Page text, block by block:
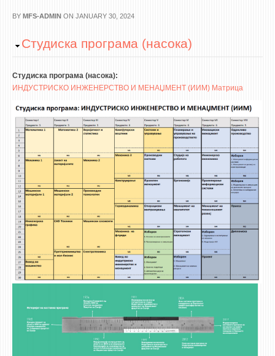
PHONE BOOK
ACADEMIC STAFF
ASSOCIATE PROFESSORS
ASSISTANT PROFESSORS
ASSISTANTS
RETIRED STAFF
IN MEMORIAM
STUDIES
POSTGRADUATE
PHD
INTERNATIONAL EXCHANGE
BULLETIN BOARD
ANNOUNCEMENTS
BY MFS-ADMIN ON JANUARY 30, 2024
Hide
Студиска програма (насока)
Студиска програма (насока):
ИНДУСТРИСКО ИНЖЕНЕРСТВО И МЕНАЏМЕНТ (ИИМ) Матрица